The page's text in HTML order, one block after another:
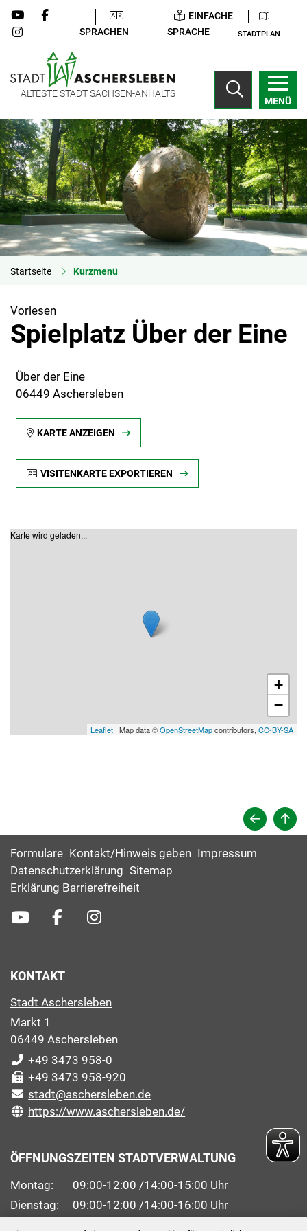
SPRACHEN
EINFACHE
SPRACHE
STADTPLAN
ÄLTESTE STADT SACHSEN-ANHALTS
MENÜ
Startseite Kurzmenü
Vorlesen
Spielplatz Über der Eine
Über der Eine
06449 Aschersleben
KARTE ANZEIGEN
VISITENKARTE EXPORTIEREN
Karte wird geladen...
+
−
Leaflet | Map data ©OpenStreetMapcontributors, CC-BY-SA
Formulare Kontakt/Hinweis geben Impressum
Datenschutzerklärung Sitemap
Erklärung Barrierefreiheit
KONTAKT
Stadt Aschersleben
Markt 1
06449 Aschersleben
+49 3473 958-0
+49 3473 958-920
stadt@aschersleben.de
https://www.aschersleben.de/
ÖFFNUNGSZEITEN STADTVERWALTUNG
Montag: 09:00-12:00 /14:00-15:00 Uhr
Dienstag: 09:00-12:00 /14:00-16:00 Uhr